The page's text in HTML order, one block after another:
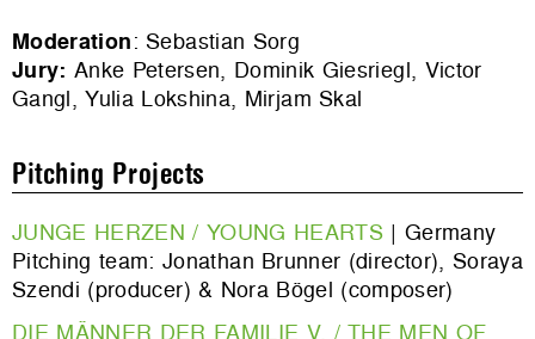
Moderation: Sebastian Sorg
Jury: Anke Petersen, Dominik Giesriegl, Victor
Gangl,Yulia Lokshina, Mirjam Skal
Pitching Projects
JUNGE HERZEN / YOUNG HEARTS | Germany
Pitching team: Jonathan Brunner (director), Soraya
Szendi (producer) & Nora Bögel (composer)
DIE MÄNNER DER FAMILIE V. / THE MEN OF